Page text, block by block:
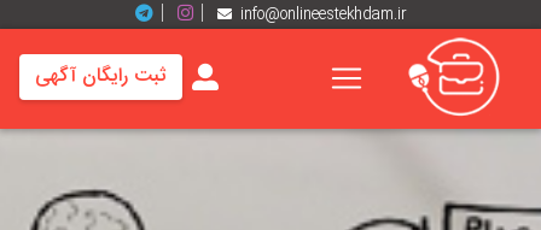
info@onlineestekhdam.ir
خانه
شغلی
ثبت رایگان آگهی